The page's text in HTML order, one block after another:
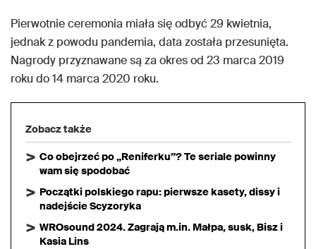
Pierwotnie ceremonia miała się odbyć 29 kwietnia,
jednak z powodu pandemia, data została przesunięta.
Nagrody przyznawane są za okres od 23 marca 2019
roku do 14 marca 2020 roku.
Zobacz także
Co obejrzeć po „Reniferku”? Te seriale powinny
wam się spodobać
Początki polskiego rapu: pierwsze kasety, dissy i
nadejście Scyzoryka
WROsound 2024. Zagrają m.in. Małpa, susk, Bisz i
Kasia Lins